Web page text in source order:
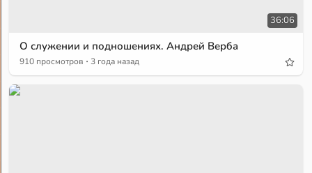
36:06
О служении и подношениях. Андрей Верба
910 просмотров · 3 года назад